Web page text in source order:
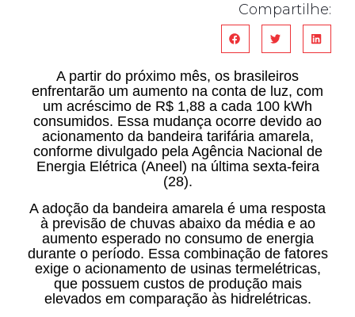
Compartilhe:
A partir do próximo mês, os brasileiros
enfrentarão um aumento na conta de luz, com
um acréscimo de R$ 1,88 a cada 100 kWh
consumidos. Essa mudança ocorre devido ao
acionamento da bandeira tarifária amarela,
conforme divulgado pela Agência Nacional de
Energia Elétrica (Aneel) na última sexta-feira
(28).
A adoção da bandeira amarela é uma resposta
à previsão de chuvas abaixo da média e ao
aumento esperado no consumo de energia
durante o período. Essa combinação de fatores
exige o acionamento de usinas termelétricas,
que possuem custos de produção mais
elevados em comparação às hidrelétricas.